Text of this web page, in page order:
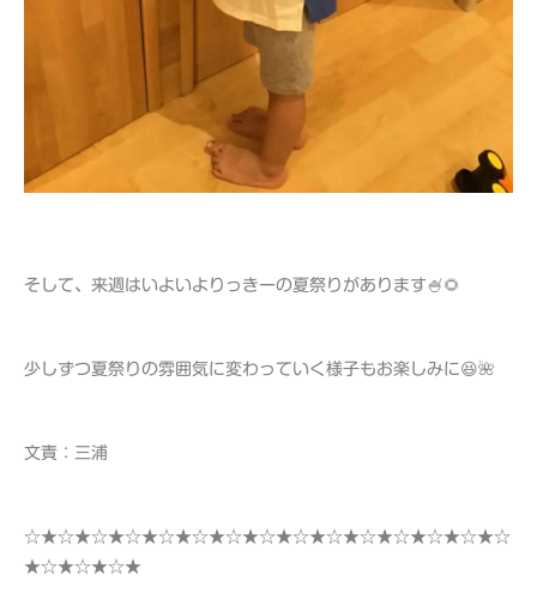
そして、来週はいよいよりっきーの夏祭りがあります🍧🌻
少しずつ夏祭りの雰囲気に変わっていく様子もお楽しみに😆🌺
文責：三浦
☆★☆★☆★☆★☆★☆★☆★☆★☆★☆★☆★☆★☆★☆★☆
★☆★☆★☆★